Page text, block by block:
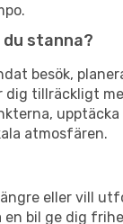
du stanna?
besök,
dig tillräckligt
upptäcka
atmosfären.
eller vill
en bil ge dig